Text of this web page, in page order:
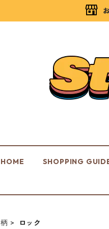
HOME SHOPPING
柄 ロック